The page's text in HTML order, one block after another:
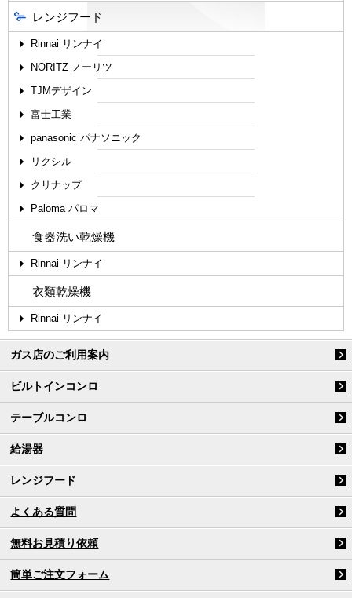
レンジフード
Rinnai リンナイ
NORITZ ノーリツ
TJMデザイン
富士工業
panasonic パナソニック
リクシル
クリナップ
Paloma パロマ
食器洗い乾燥機
Rinnai リンナイ
衣類乾燥機
Rinnai リンナイ
ガス店のご利用案内
ビルトインコンロ
テーブルコンロ
給湯器
レンジフード
よくある質問
無料お見積り依頼
簡単ご注文フォーム